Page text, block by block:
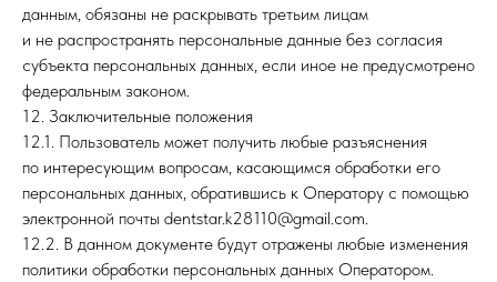
данным, обязаны не раскрывать третьим лицам
и не распространять персональные данные без согласия
субъекта персональных данных, если иное не предусмотрено
федеральным законом.
12. Заключительные положения
12.1. Пользователь может получить любые разъяснения
по интересующим вопросам, касающимся обработки его
персональных данных, обратившись к Оператору с помощью
электронной почты dentstar.k28110@gmail.com.
12.2. В данном документе будут отражены любые изменения
политики обработки персональных данных Оператором.